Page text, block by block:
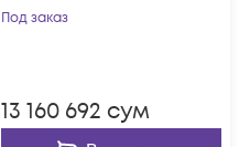
Под заказ
13 160 692 сум